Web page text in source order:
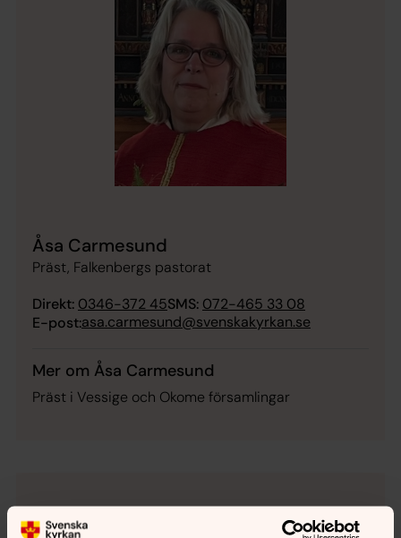
Åsa Carmesund
Präst, Falkenbergs pastorat
Direkt: 0346-372 45SMS: 072-465 33 08
E-post:asa.carmesund@svenskakyrkan.se
Mer om Åsa Carmesund
Präst i Vessige och Okome församlingar